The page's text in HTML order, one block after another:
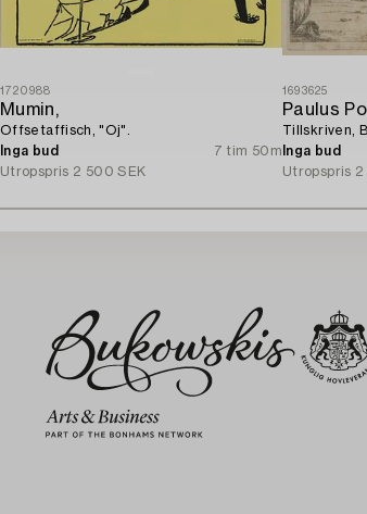
1720988
Mumin,
Offsetaffisch, "Oj".
Inga bud
7 tim 50m
Utropspris 2 500 SEK
1693625
Paulus
Tillskriven,
Inga bud
Utropspris 2